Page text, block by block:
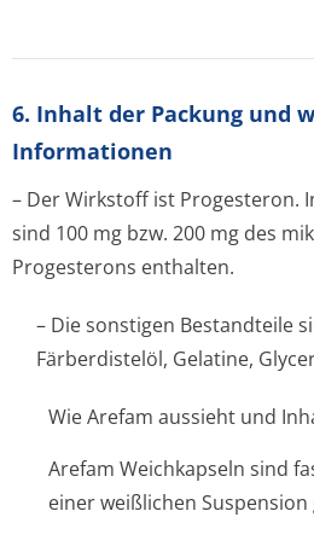
6. Inhalt der Packung und
Informationen
– Der Wirkstoff ist Progesteron.
sind 100 mg bzw. 200 mg des
Progesterons enthalten.
– Die sonstigen Bestandteile
Färberdistelöl, Gelatine,
Wie Arefam aussieht und
Arefam Weichkapseln sind
einer weißlichen